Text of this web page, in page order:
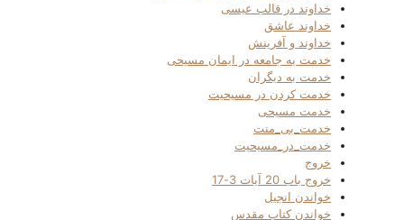
خداوند در قالب عیسی
خداوند عاشق
خداوند و آفرینش
خدمت به جامعه در ایمان مسیحی
خدمت به دیگران
خدمت کردن در مسیحیت
خدمت مسیحی
خدمت_بی_منت
خدمت_در_مسیحیت
خروج
خروج باب 20 آیات 3-17
خواندن انجیل
خواندن کتاب مقدس